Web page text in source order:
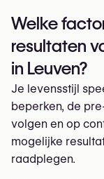
Welke
resultaten
in Leuven?
Je levensstijl
beperken, de
volgen en op
mogelijke
raadplegen.